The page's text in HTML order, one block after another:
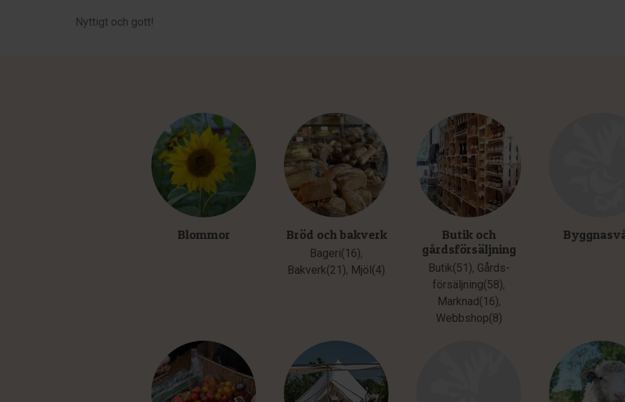
Nyttigt och gott!
Blommor Bröd och bakverk
Bageri(16),
Bakverk(21), Mjöl(4)
Butik och
gårdsförsäljning
Butik(51), Gårds­
försäljning(58),
Marknad(16),
Webbshop(8)